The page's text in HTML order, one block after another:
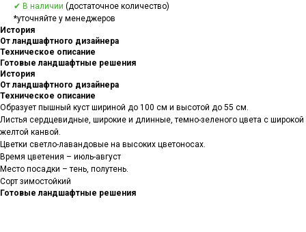
✔ В наличии (достаточное количество)
*уточняйте у менеджеров
История
От ландшафтного дизайнера
Техническое описание
Готовые ландшафтные решения
История
От ландшафтного дизайнера
Техническое описание
Образует пышный куст шириной до 100 см и высотой до 55 см.
Листья сердцевидные, широкие и длинные, темно-зеленого цвета с широкой
желтой канвой.
Цветки светло-лавандовые на высоких цветоносах.
Время цветения – июль-август
Место посадки – тень, полутень.
Сорт зимостойкий
Готовые ландшафтные решения